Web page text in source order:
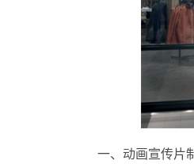
一、动画宣传片